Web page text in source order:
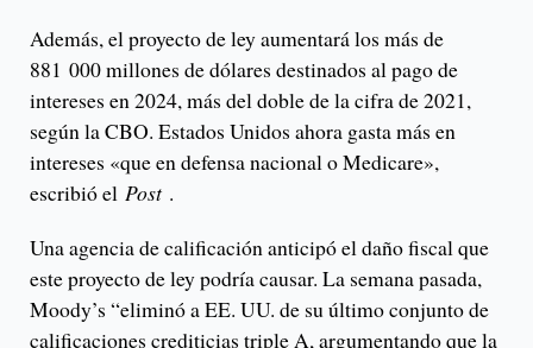
Además, el proyecto de ley aumentará los más de
881 000 millones de dólares destinados al pago de
intereses en 2024, más del doble de la cifra de 2021,
según la CBO. Estados Unidos ahora gasta más en
intereses «que en defensa nacional o Medicare»,
escribió el Post .
Una agencia de calificación anticipó el daño fiscal que
este proyecto de ley podría causar. La semana pasada,
Moody’s “eliminó a EE. UU. de su último conjunto de
calificaciones crediticias triple A, argumentando que la